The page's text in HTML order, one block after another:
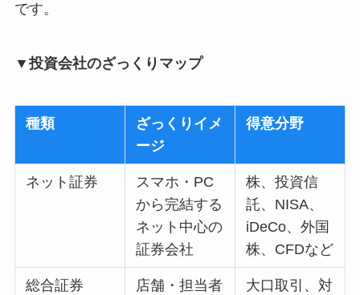
です。
▼投資会社のざっくりマップ
種類
ざっくりイメ
ージ
得意分野
ネット証券
スマホ・PC
から完結する
ネット中心の
証券会社
株、投資信
託、NISA、
iDeCo、外国
株、CFDなど
総合証券
店舗・担当者
大口取引、対